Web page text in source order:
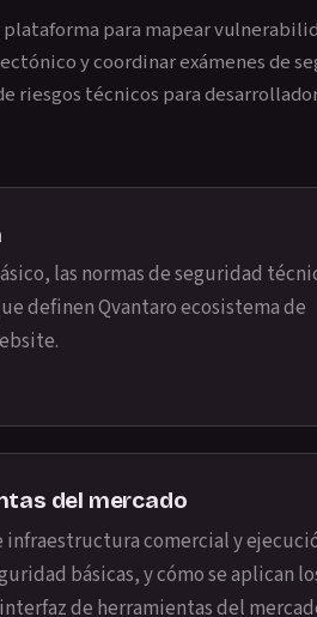
para mapear
y coordinar exámenes de
riesgos técnicos para
las normas de seguridad
definen Qvantaro ecosistema de
.
del mercado
infraestructura comercial y
básicas, y cómo se aplican
de herramientas del